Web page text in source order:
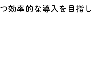
効率的な導入を目指